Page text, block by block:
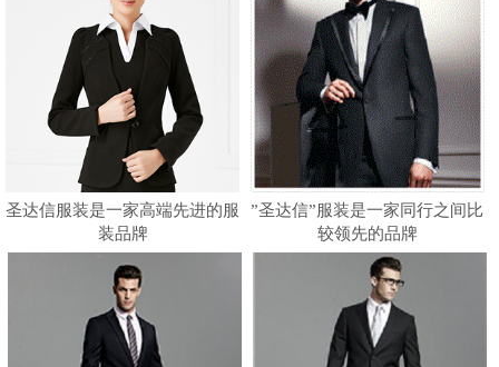
圣达信服装是一家高端先进的服
装品牌
”圣达信”服装是一家同行之间比
较领先的品牌